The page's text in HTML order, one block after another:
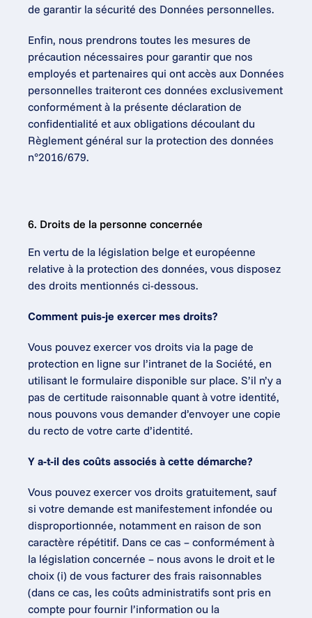
de garantir la sécurité des Données personnelles.
Enfin, nous prendrons toutes les mesures de
précaution nécessaires pour garantir que nos
employés et partenaires qui ont accès aux Données
personnelles traiteront ces données exclusivement
conformément à la présente déclaration de
confidentialité et aux obligations découlant du
Règlement général sur la protection des données
n°2016/679.
6. Droits de la personne concernée
En vertu de la législation belge et européenne
relative à la protection des données, vous disposez
des droits mentionnés ci-dessous.
Comment puis-je exercer mes droits?
Vous pouvez exercer vos droits via la page de
protection en ligne sur l’intranet de la Société, en
utilisant le formulaire disponible sur place. S’il n’y a
pas de certitude raisonnable quant à votre identité,
nous pouvons vous demander d’envoyer une copie
du recto de votre carte d’identité.
Y a-t-il des coûts associés à cette démarche?
Vous pouvez exercer vos droits gratuitement, sauf
si votre demande est manifestement infondée ou
disproportionnée, notamment en raison de son
caractère répétitif. Dans ce cas – conformément à
la législation concernée – nous avons le droit et le
choix (i) de vous facturer des frais raisonnables
(dans ce cas, les coûts administratifs sont pris en
compte pour fournir l’information ou la